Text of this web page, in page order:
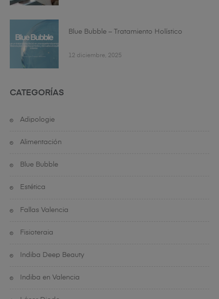
Blue Bubble – Tratamiento Holístico
12 diciembre, 2025
CATEGORÍAS
Adipologie
Alimentación
Blue Bubble
Estética
Fallas Valencia
Fisioteraia
Indiba Deep Beauty
Indiba en Valencia